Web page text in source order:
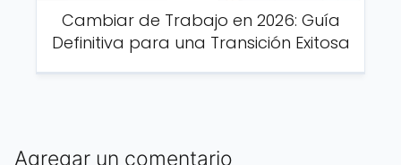
Cambiar de Trabajo en 2026: Guía
Definitiva para una Transición Exitosa
Agregar un comentario